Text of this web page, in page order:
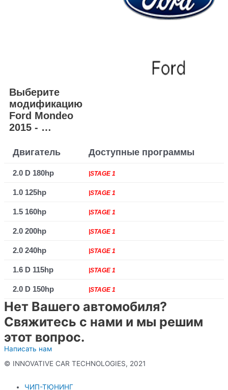
Выберите
модификацию
Ford Mondeo
2015 - …
Двигатель Доступные программы
2.0 D 180hp |STAGE 1
1.0 125hp |STAGE 1
1.5 160hp |STAGE 1
2.0 200hp |STAGE 1
2.0 240hp |STAGE 1
1.6 D 115hp |STAGE 1
2.0 D 150hp |STAGE 1
Нет Вашего автомобиля?
Свяжитесь с нами и мы решим
этот вопрос.
Написать нам
© INNOVATIVE CAR TECHNOLOGIES, 2021
ЧИП-ТЮНИНГ